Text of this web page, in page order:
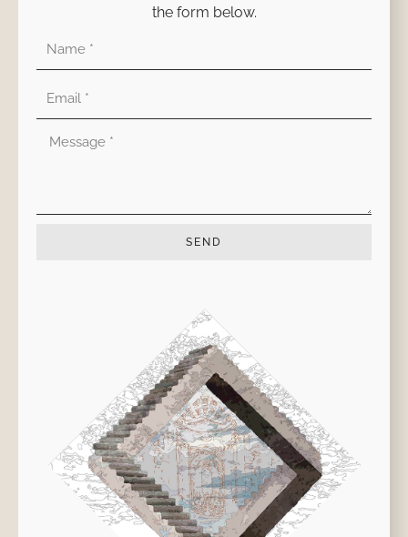
the form below.
Nombre
Correo
Mensaje
SEND